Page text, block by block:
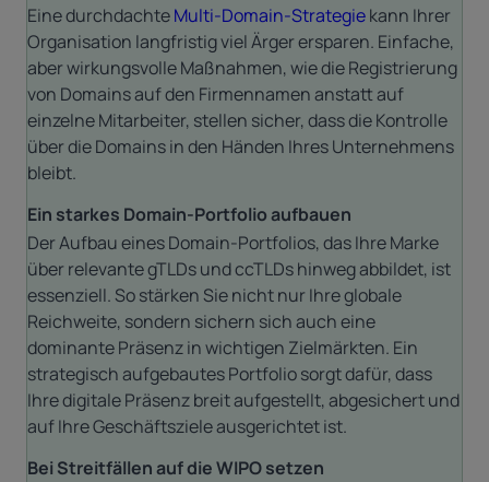
Eine durchdachteMulti-Domain-Strategiekann Ihrer
Organisation langfristig viel Ärger ersparen. Einfache,
aber wirkungsvolle Maßnahmen, wie die Registrierung
von Domains auf den Firmennamen anstatt auf
einzelne Mitarbeiter, stellen sicher, dass die Kontrolle
über die Domains in den Händen Ihres Unternehmens
bleibt.
Ein starkes Domain-Portfolio aufbauen
DerAufbau eines Domain-Portfolios, das Ihre Marke
über relevante gTLDs und ccTLDs hinweg abbildet, ist
essenziell. So stärken Sie nicht nur Ihre globale
Reichweite, sondern sichern sich auch eine
dominante Präsenz in wichtigen Zielmärkten. Ein
strategisch aufgebautes Portfolio sorgt dafür, dass
Ihre digitale Präsenz breit aufgestellt, abgesichert und
auf Ihre Geschäftsziele ausgerichtet ist.
Bei Streitfällen auf die WIPO setzen